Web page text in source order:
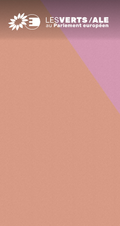
Greens/EFA Home